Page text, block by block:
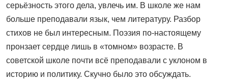
серьёзность этого дела, увлечь им. В школе же нам
больше преподавали язык, чем литературу. Разбор
стихов не был интересным. Поэзия по‑настоящему
пронзает сердце лишь в «томном» возрасте. В
советской школе почти всё преподавали с уклоном в
историю и политику. Скучно было это обсуждать.